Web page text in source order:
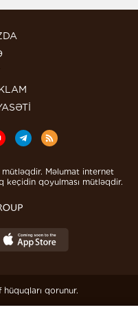
Məlumat internet
keçidin qoyulması mütləqdir.
qorunur.